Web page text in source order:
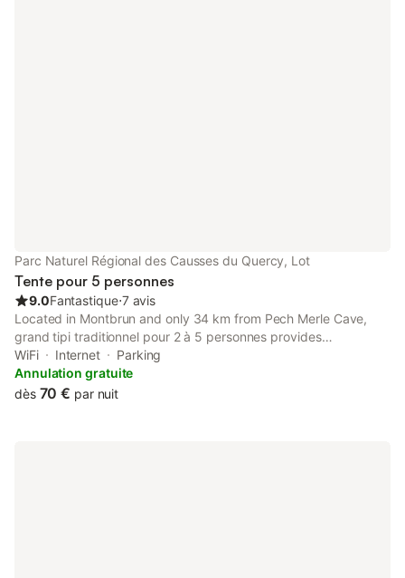
Parc Naturel Régional des Causses du Quercy, Lot
Tente pour 5 personnes
9.0Fantastique⋅7 avis
Located in Montbrun and only 34 km from Pech Merle Cave,
grand tipi traditionnel pour 2 à 5 personnes provides
accommodation with garden views, free WiFi and free private
parking. This luxury tent offers a garden, a terrace, as well as a
bar.
WiFi Internet
Parking
Annulation gratuite
dès 70 € par nuit